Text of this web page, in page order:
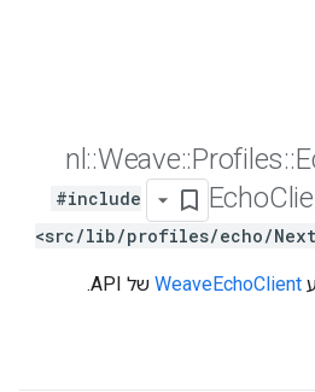
nl ::Weave::Profiles::
Echo
#include
<src/lib/profiles/echo/Next/
WeaveEchoClient של API.